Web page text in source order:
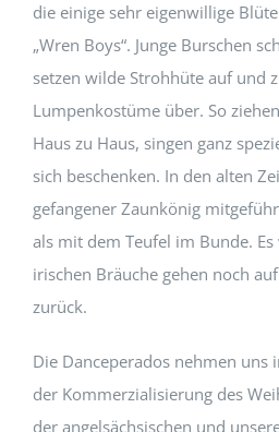
die einige sehr eigenwillige
„Wren Boys“. Junge Burschen
setzen wilde Strohhüte auf und
Lumpenkostüme über. So
Haus zu Haus, singen ganz
sich beschenken. In den alten
gefangener Zaunkönig
als mit dem Teufel im Bunde.
irischen Bräuche gehen noch
zurück.
Die Danceperados nehmen uns
der Kommerzialisierung des
der angelsächsischen und